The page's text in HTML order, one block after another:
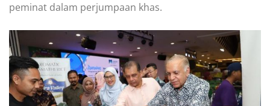
peminat dalam perjumpaan khas.